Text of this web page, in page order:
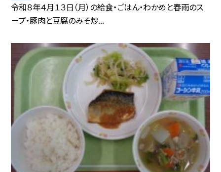
令和８年４月１３日（月）の給食・ごはん・わかめと春雨のス
ープ・豚肉と豆腐のみそ炒...